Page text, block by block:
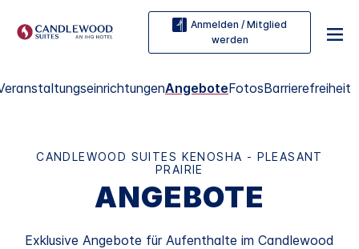
Anmelden / Mitglied
werden
AngeboteFotosBarrierefreiheit
CANDLEWOOD SUITES KENOSHA - PLEASANT
PRAIRIE
ANGEBOTE
Exklusive Angebote für Aufenthalte im Candlewood